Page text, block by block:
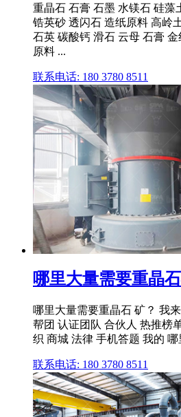
重晶石 石膏 石墨 水镁石 硅藻
锆英砂 透闪石 造纸原料 高岭
石英 碳酸钙 滑石 云母 石膏
原料 ...
联系电话: 180 3780 8511
哪里大量需要重晶
哪里大量需要重晶石 矿？ 我
帮团 认证团队 合伙人 热推榜
织 商城 法律 手机答题 我的
联系电话: 180 3780 8511